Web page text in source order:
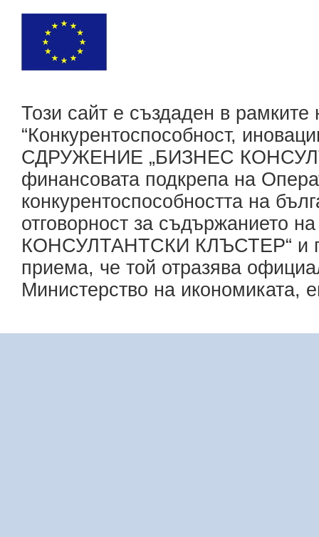
Този сайт е създаден в
“Конкурентоспособност,
СДРУЖЕНИЕ „БИЗНЕС
финансовата подкрепа на
конкурентоспособността на
отговорност за
КОНСУЛТАНТСКИ КЛЪСТЕР“ и
приема, че той отразява
Министерство на икономиката,